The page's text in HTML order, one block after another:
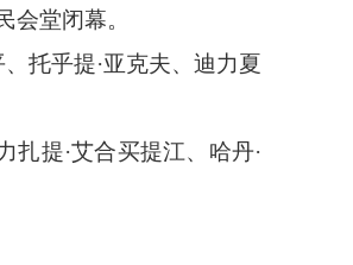
堂闭幕。
托乎提·亚克夫、迪力夏
扎提·艾合买提江、哈丹·